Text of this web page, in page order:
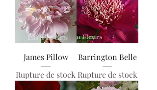
James Pillow
Rupture de stock
Barrington Belle
Rupture de stock